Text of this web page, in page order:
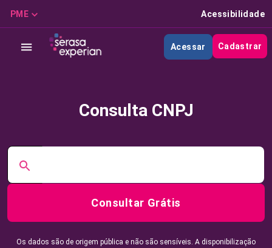
PME Acessibilidade
Acessar Cadastrar
Consulta CNPJ
Consultar Grátis
Os dados são de origem pública e não são sensíveis. A disponibilização